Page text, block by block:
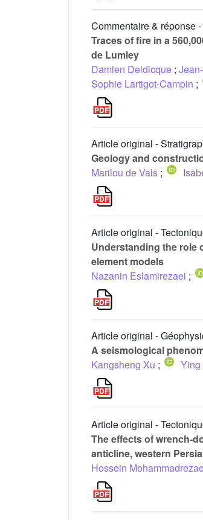
Commentaire & réponse
Traces of fire in a
de Lumley
Damien Deldicque ;
Sophie Lartigot-Campin ;
Article original -
Geology and
Marilou de Vals ;
Article original -
Understanding the role
element models
Nazanin Eslamirezaei ;
Article original -
A seismological
Kangsheng Xu ; Ying
Article original -
The effects of wrench-
anticline, western
Hossein